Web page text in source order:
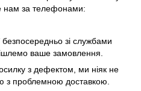
нам за телефонами:
безпосередньо зі службами
ваше замовлення.
з дефектом, ми ніяк не
з проблемною доставкою.